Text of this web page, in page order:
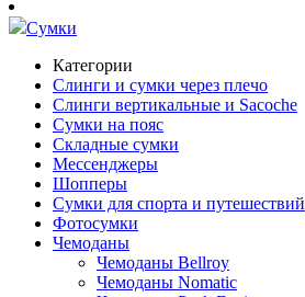
Сумки
Категории
Слинги и сумки через плечо
Слинги вертикальные и Sacoche
Сумки на пояс
Складные сумки
Мессенджеры
Шопперы
Сумки для спорта и путешествий
Фотосумки
Чемоданы
Чемоданы Bellroy
Чемоданы Nomatic